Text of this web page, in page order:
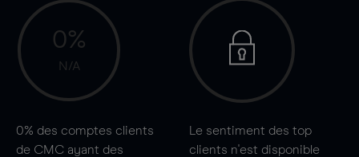
0%
N/A
0% des comptes clients
de CMC ayant des
Le sentiment des top
clients n'est disponible